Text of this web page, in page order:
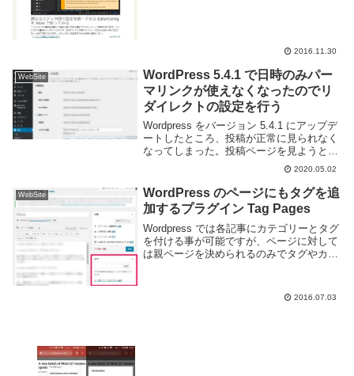
2016.11.30
WebSite
WordPress 5.4.1 で日時のみパー
マリンクが使えなくなったのでリ
ダイレクトの設定を行う
Wordpress をバージョン 5.4.1 にアップデ
ートしたところ、投稿が正常に見られなく
なってしまった。投稿ページを見ようとす
るとアーカイブページが表示されてしまう
状態だ。このブログではパーマリンクに
/archive/%year%%...
2020.05.02
WebSite
WordPress のページにもタグを追
加するプラグイン Tag Pages
Wordpress では各記事にカテゴリーとタグ
を付ける事が可能ですが、ページに対して
は親ページを決められるのみでタグやカテ
インを利用すると記事を投稿する...2016.07.03